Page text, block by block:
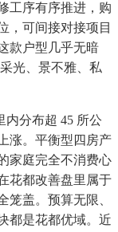
工序有序推进，购
，可间接对接项目
款户型几乎无暗
光、景不雅、私
分布超 45 所公
涨。平衡型四房产
家庭完全不消费心
花都改善盘里属于
笼盖。预算无限、
都是花都优域。近